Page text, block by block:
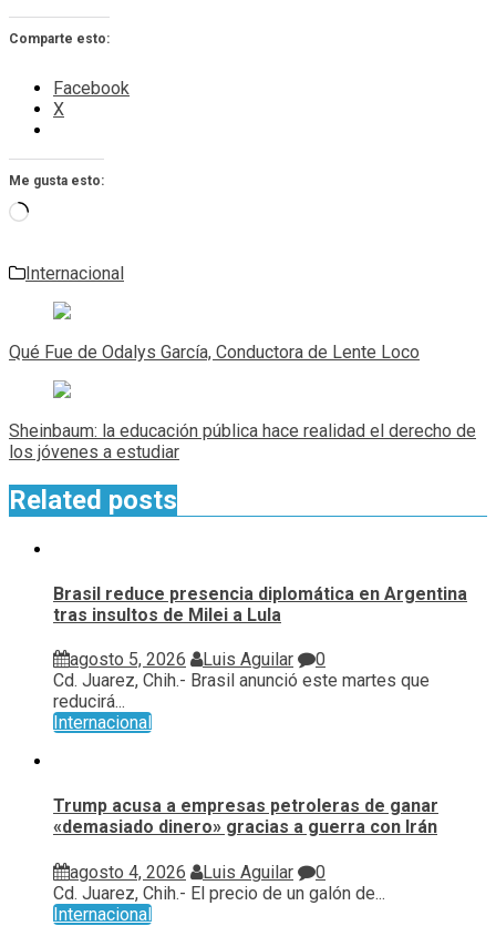
Comparte esto:
Facebook
X
Me gusta esto:
Cargando...
Internacional
Navegación
de
entradas
Qué Fue de Odalys García, Conductora de Lente Loco
Sheinbaum: la educación pública hace realidad el derecho de
los jóvenes a estudiar
Related posts
Brasil reduce presencia diplomática en Argentina
tras insultos de Milei a Lula
agosto 5, 2026 Luis Aguilar
0
Cd. Juarez, Chih.- Brasil anunció este martes que
reducirá...
Internacional
Trump acusa a empresas petroleras de ganar
«demasiado dinero» gracias a guerra con Irán
agosto 4, 2026 Luis Aguilar
0
Cd. Juarez, Chih.- El precio de un galón de...
Internacional